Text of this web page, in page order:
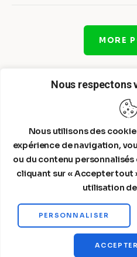
Nous respectons
Nous utilisons des
expérience de navigation,
ou du contenu
cliquant sur « Accepter tout
utilisation
PERSONNALISER
MORE